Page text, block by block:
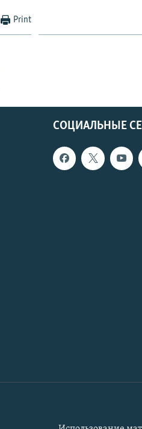
Print
СОЦИАЛЬНЫЕ